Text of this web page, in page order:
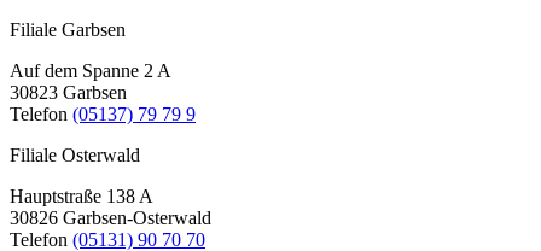
Filiale Garbsen
Auf dem Spanne 2 A
30823 Garbsen
Telefon (05137) 79 79 9
Filiale Osterwald
Hauptstraße 138 A
30826 Garbsen-Osterwald
Telefon (05131) 90 70 70